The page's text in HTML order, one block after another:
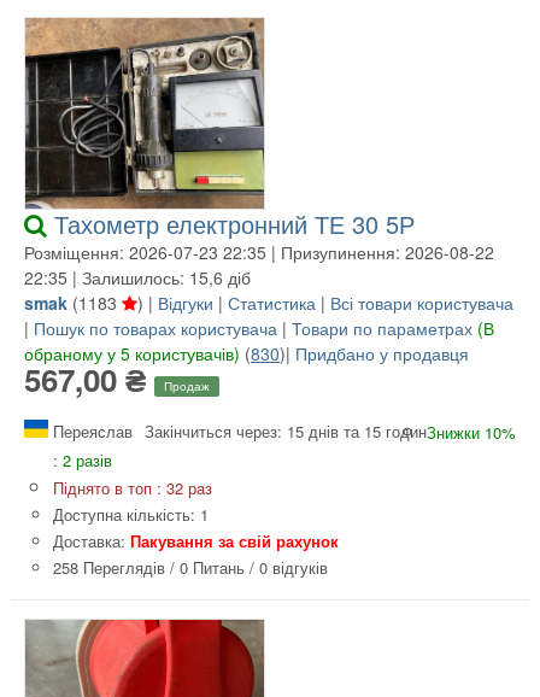
Тахометр електронний ТЕ 30 5Р
Розміщення: 2026-07-23 22:35 | Призупинення: 2026-08-22
22:35 | Залишилось: 15,6 діб
smak (1183 ) | Відгуки | Статистика | Всі товари користувача
| Пошук по товарах користувача | Товари по параметрах (В
обраному у 5 користувачів) (830)| Придбано у продавця
567,00 ₴ Продаж
Переяслав Закінчиться через: 15 днів та 15 годинЗнижки 10%
: 2 разів
Піднято в топ : 32 раз
Доступна кількість: 1
Доставка: Пакування за свій рахунок
258 Переглядів / 0 Питань / 0 відгуків